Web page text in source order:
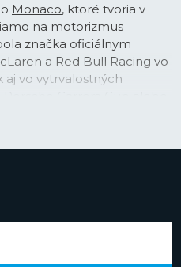
Monaco, ktoré tvoria v
na motorizmus
značka oficiálnym
a Red Bull Racing vo
aj vo vytrvalostných
E. Táto tradičná
vo švajčiarskom
má samozrejme širší záber,
teda ako Heuer. V